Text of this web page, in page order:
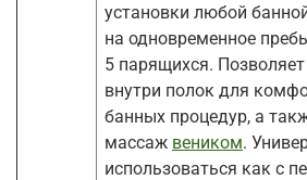
установки любой
на одновременное
5 парящихся.
внутри полок для
банных процедур, а
массаж веником.
использоваться как с